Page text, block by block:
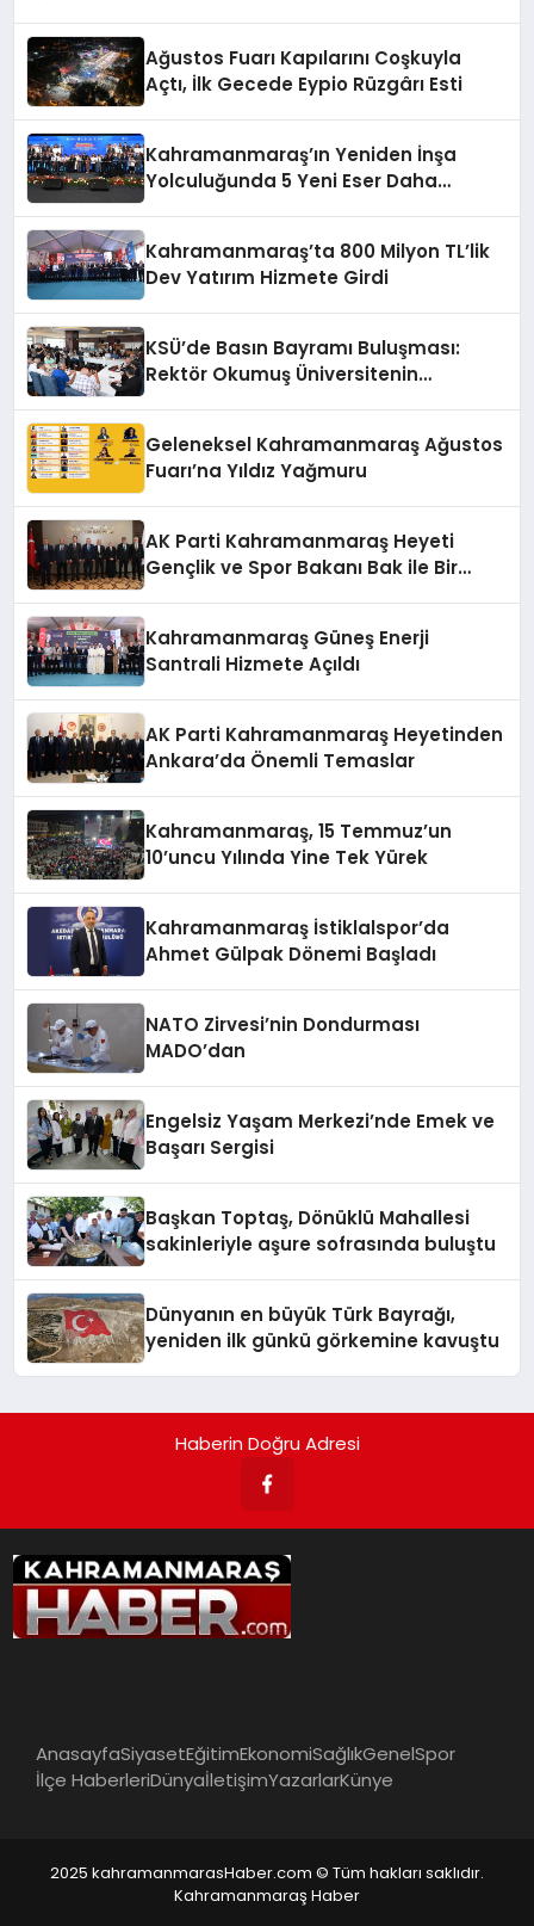
Ağustos Fuarı Kapılarını Coşkuyla
Açtı, İlk Gecede Eypio Rüzgârı Esti
Kahramanmaraş’ın Yeniden İnşa
Yolculuğunda 5 Yeni Eser Daha
Kahramanmaraş’ta 800 Milyon TL’lik
Dev Yatırım Hizmete Girdi
KSÜ’de Basın Bayramı Buluşması:
Rektör Okumuş Üniversitenin
Geleneksel Kahramanmaraş Ağustos
Fuarı’na Yıldız Yağmuru
AK Parti Kahramanmaraş Heyeti
Gençlik ve Spor Bakanı Bak ile Bir
Kahramanmaraş Güneş Enerji
Santrali Hizmete Açıldı
AK Parti Kahramanmaraş Heyetinden
Ankara’da Önemli Temaslar
Kahramanmaraş, 15 Temmuz’un
10’uncu Yılında Yine Tek Yürek
Kahramanmaraş İstiklalspor’da
Ahmet Gülpak Dönemi Başladı
NATO Zirvesi’nin Dondurması
MADO’dan
Engelsiz Yaşam Merkezi’nde Emek ve
Başarı Sergisi
Başkan Toptaş, Dönüklü Mahallesi
sakinleriyle aşure sofrasında buluştu
Dünyanın en büyük Türk Bayrağı,
yeniden ilk günkü görkemine kavuştu
Haberin Doğru Adresi
AnasayfaSiyasetEğitimEkonomiSağlıkGenelSpor
İlçe HaberleriDünyaİletişimYazarlarKünye
2025 kahramanmarasHaber.com © Tüm hakları saklıdır.
Kahramanmaraş Haber